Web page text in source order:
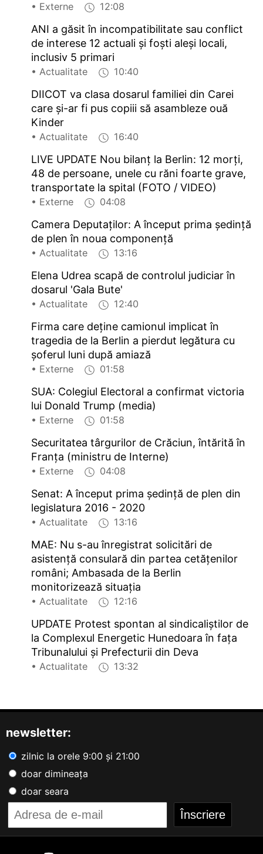
• Externe 12:08
ANI a găsit în incompatibilitate sau conflict
de interese 12 actuali și foști aleși locali,
inclusiv 5 primari
• Actualitate 10:40
DIICOT va clasa dosarul familiei din Carei
care și-ar fi pus copiii să asambleze ouă
Kinder
• Actualitate 16:40
LIVE UPDATE Nou bilanț la Berlin: 12 morți,
48 de persoane, unele cu răni foarte grave,
transportate la spital (FOTO / VIDEO)
• Externe 04:08
Camera Deputaților: A început prima ședință
de plen în noua componență
• Actualitate 13:16
Elena Udrea scapă de controlul judiciar în
dosarul 'Gala Bute'
• Actualitate 12:40
Firma care deține camionul implicat în
tragedia de la Berlin a pierdut legătura cu
șoferul luni după amiază
• Externe 01:58
SUA: Colegiul Electoral a confirmat victoria
lui Donald Trump (media)
• Externe 01:58
Securitatea târgurilor de Crăciun, întărită în
Franța (ministru de Interne)
• Externe 04:08
Senat: A început prima ședință de plen din
legislatura 2016 - 2020
• Actualitate 13:16
MAE: Nu s-au înregistrat solicitări de
asistență consulară din partea cetățenilor
români; Ambasada de la Berlin
monitorizează situația
• Actualitate 12:16
UPDATE Protest spontan al sindicaliștilor de
la Complexul Energetic Hunedoara în fața
Tribunalului și Prefecturii din Deva
• Actualitate 13:32
newsletter:
zilnic la orele 9:00 și 21:00
doar dimineața
doar seara